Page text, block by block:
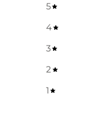
5
4
3
2
1